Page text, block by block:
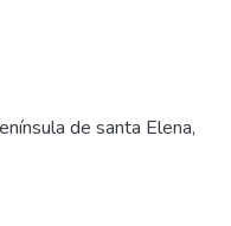
de santa Elena,